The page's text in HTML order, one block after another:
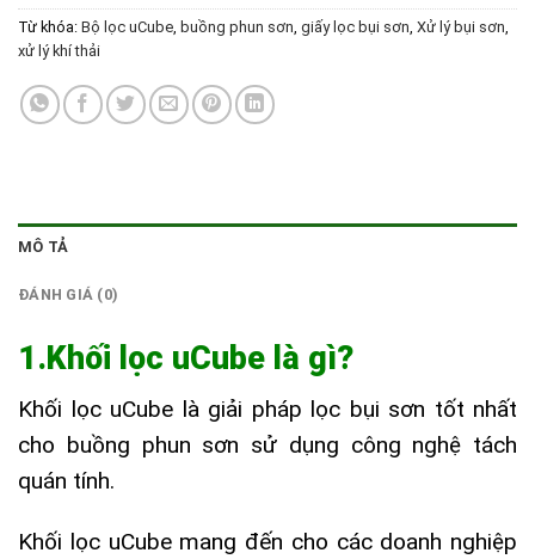
Từ khóa: Bộ lọc uCube buồng phun sơn giấy lọc bụi sơn Xử lý bụi sơn
xử lý khí thải
MÔ TẢ
ĐÁNH GIÁ (0)
1.Khối lọc uCube là gì?
Khối lọc uCube là giải pháp lọc bụi sơn tốt nhất
cho buồng phun sơn sử dụng công nghệ tách
quán tính.
Khối lọc uCube mang đến cho các doanh nghiệp